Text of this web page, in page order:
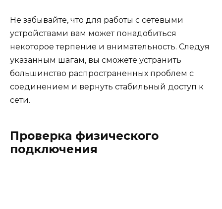
Не забывайте, что для работы с сетевыми
устройствами вам может понадобиться
некоторое терпение и внимательность. Следуя
указанным шагам, вы сможете устранить
большинство распространенных проблем с
соединением и вернуть стабильный доступ к
сети.
Проверка физического
подключения